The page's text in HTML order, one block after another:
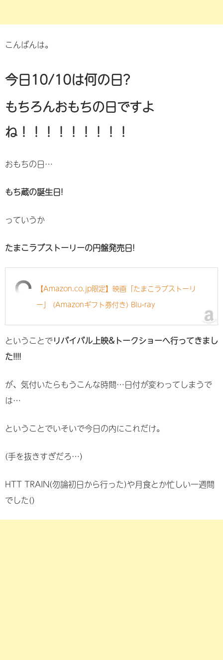
こんばんは。
今日10/10は何の日?
もちろんおもちの日ですよ
ね！！！！！！！！！
おもちの日…
もち蔵の誕生日!
っていうか
たまこラブストーリーの円盤発売日!
【Amazon.co.jp限定】映画「たまこラブストーリ
ー」 (Amazonギフト券付き) Blu-ray
ということでリバイバル上映&トークショーへ行ってきまし
た!!!!
が、気付いたらもうこんな時間…日付が変わってしまうで
は…
ということでいそいで今日の内にこれだけ。
(手を抜きすぎだろ…)
HTT TRAIN(勿論初日から行った)や月食とか忙しい一週間
でした()